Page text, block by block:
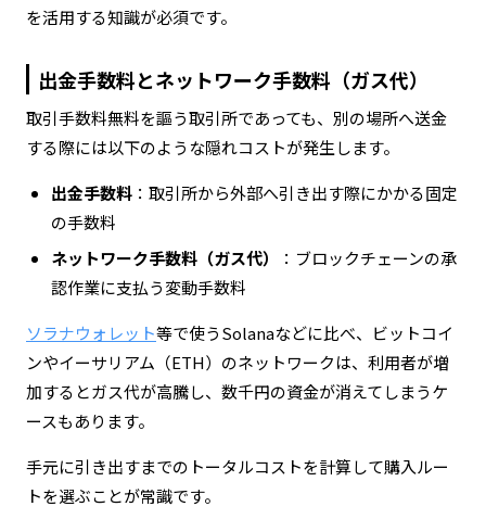
を活用する知識が必須です。
出金手数料とネットワーク手数料（ガス代）
取引手数料無料を謳う取引所であっても、別の場所へ送金
する際には以下のような隠れコストが発生します。
出金手数料：取引所から外部へ引き出す際にかかる固定
の手数料
ネットワーク手数料（ガス代）
：ブロックチェーンの承
認作業に支払う変動手数料
ソラナウォレット等で使うSolanaなどに比べ、ビットコイ
ンやイーサリアム（ETH）のネットワークは、利用者が増
加するとガス代が高騰し、数千円の資金が消えてしまうケ
ースもあります。
手元に引き出すまでのトータルコストを計算して購入ルー
トを選ぶことが常識です。